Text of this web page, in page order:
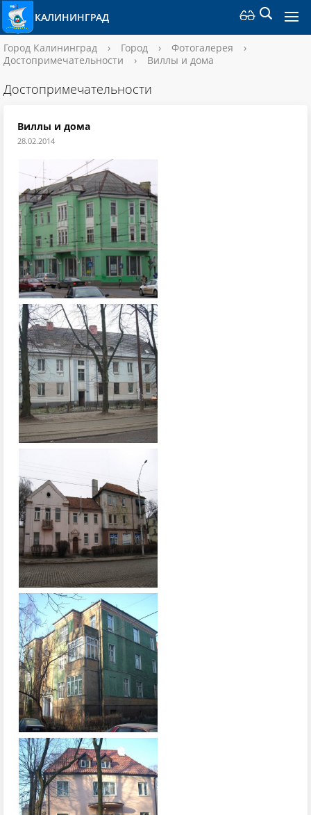
КАЛИНИНГРАД
Город Калининград › Город › Фотогалерея
›
Достопримечательности
› Виллы и дома
Достопримечательности
Виллы и дома
28.02.2014